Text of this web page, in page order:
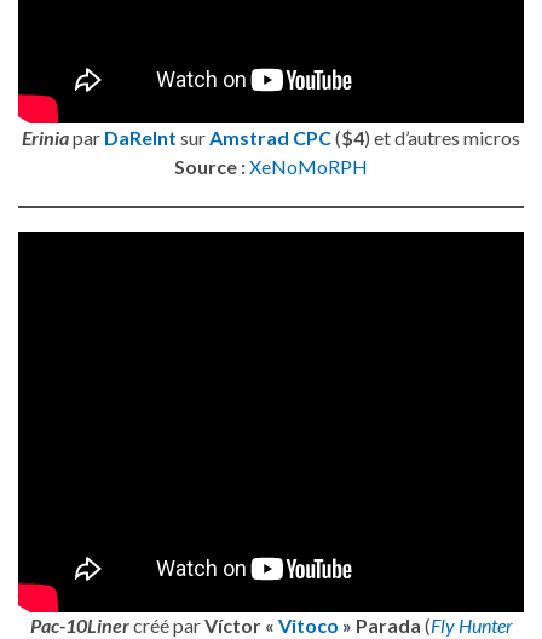
Eriniapar DaReInt sur Amstrad CPC($4) et d’autres micros
Source :XeNoMoRPH
Pac-10Linercréé parVíctor « Vitoco » Parada (Fly Hunter